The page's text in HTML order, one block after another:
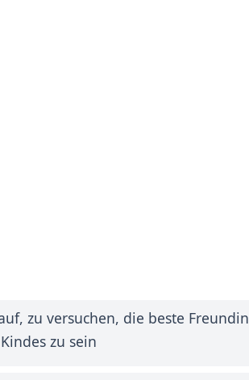
zu versuchen, die beste Freundin
zu sein